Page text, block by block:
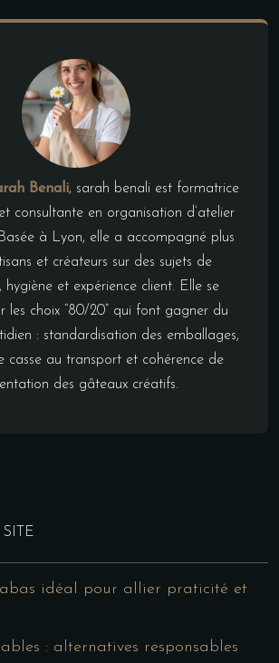
Benali, sarah benali est formatrice
consultante en organisation d’atelier
à Lyon, elle a accompagné plus
et créateurs sur des sujets de
hygiène et expérience client. Elle se
les choix “80/20” qui font gagner du
: standardisation des emballages,
casse au transport et cohérence de
des gâteaux créatifs.
idéal pour allier praticité et
: alternatives responsables